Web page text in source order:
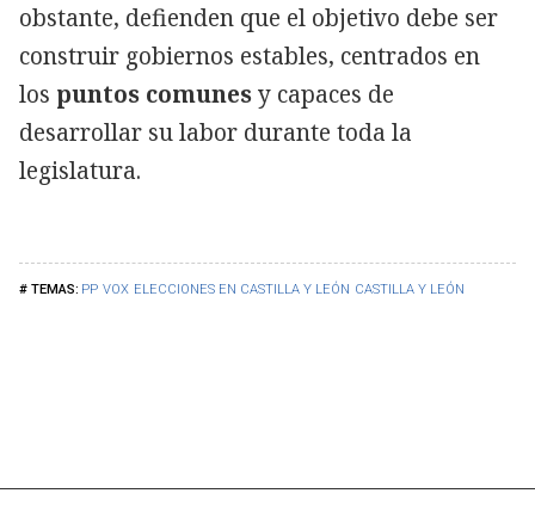
PP VOX ELECCIONES EN CASTILLA Y LEÓN CASTILLA Y LEÓN
obstante, defienden que el objetivo debe ser
construir gobiernos estables, centrados en
los puntos comunesy capaces de
desarrollar su labor durante toda la
legislatura.